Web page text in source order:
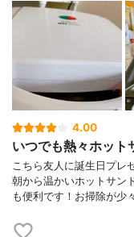
4.00
いつでも熱々ホット
こちら友人に誕生日プレ
朝から温かいホットサン
も便利です！お掃除が少